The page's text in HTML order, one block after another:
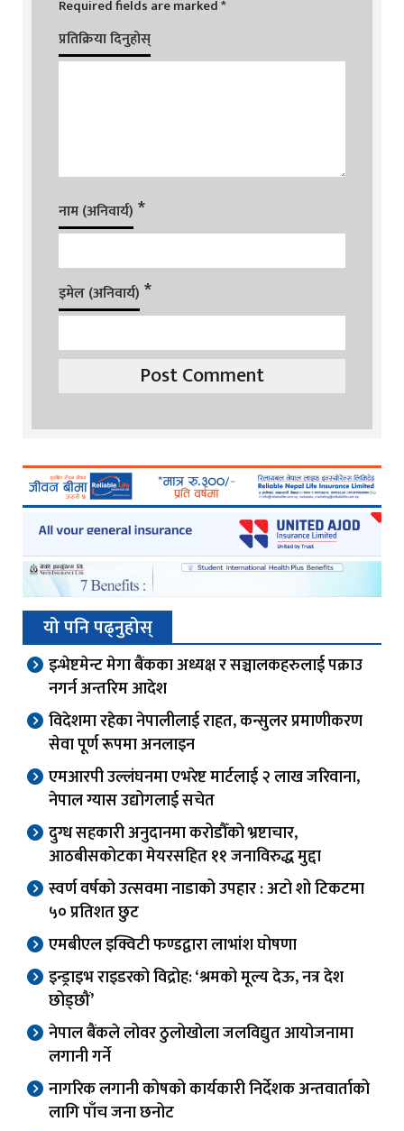
Required fields are marked*
प्रतिक्रिया दिनुहोस्
नाम (अनिवार्य) *
इमेल (अनिवार्य) *
यो पनि पढ्नुहोस्
इन्भेष्टमेन्ट मेगा बैंकका अध्यक्ष र सञ्चालकहरुलाई पक्राउ
नगर्न अन्तरिम आदेश
विदेशमा रहेका नेपालीलाई राहत, कन्सुलर प्रमाणीकरण
सेवा पूर्ण रूपमा अनलाइन
एमआरपी उल्लंघनमा एभरेष्ट मार्टलाई २ लाख जरिवाना,
नेपाल ग्यास उद्योगलाई सचेत
दुग्ध सहकारी अनुदानमा करोडौँको भ्रष्टाचार,
आठबीसकोटका मेयरसहित ११ जनाविरुद्ध मुद्दा
स्वर्ण वर्षको उत्सवमा नाडाको उपहार : अटो शो टिकटमा
५० प्रतिशत छुट
एमबीएल इक्विटी फण्डद्वारा लाभांश घोषणा
इन्ड्राइभ राइडरको विद्रोह: ‘श्रमको मूल्य देऊ, नत्र देश
छोड्छौं’
नेपाल बैंकले लोवर ठुलोखोला जलविद्युत आयोजनामा
लगानी गर्ने
नागरिक लगानी कोषको कार्यकारी निर्देशक अन्तवार्ताको
लागि पाँच जना छनोट